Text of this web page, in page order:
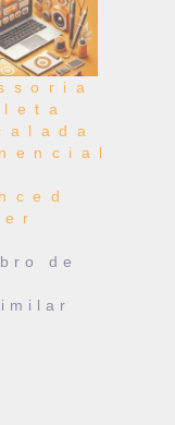
de